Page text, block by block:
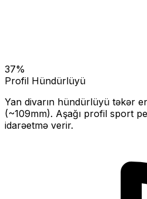
37%
Profil Hündürlüyü
Yan divarın hündürlüyü təkər
(~109mm). Aşağı profil sport
idarəetmə verir.